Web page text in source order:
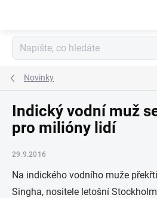
Novinky
Indický vodní muž
pro milióny lidí
29.9.2016
Na indického vodního muže
Singha, nositele letošní